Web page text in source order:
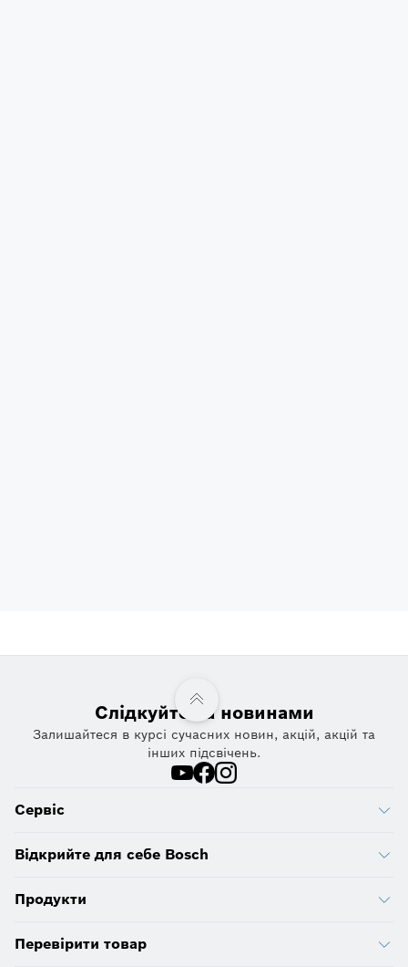
Слідкуйте за новинами
Залишайтеся в курсі сучасних новин, акцій, акцій та
інших підсвічень.
Сервіс
Відкрийте для себе Bosch
Продукти
Перевірити товар